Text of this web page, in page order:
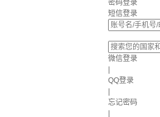
密码登录
短信登录
微信登录
QQ登录
忘记密码